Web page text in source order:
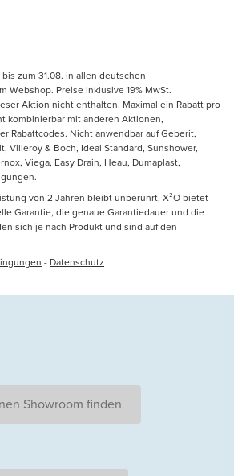
zum 31.08. in allen deutschen
Webshop. Preise inklusive 19% MwSt.
Aktion nicht enthalten. Maximal ein Rabatt pro
kombinierbar mit anderen Aktionen,
Rabattcodes. Nicht anwendbar auf Geberit,
Villeroy & Boch, Ideal Standard, Sunshower,
Viega, Easy Drain, Heau, Dumaplast,
von 2 Jahren bleibt unberührt. X²O bietet
Garantie, die genaue Garantiedauer und die
sich je nach Produkt und sind auf den
- Datenschutz
Showroom finden